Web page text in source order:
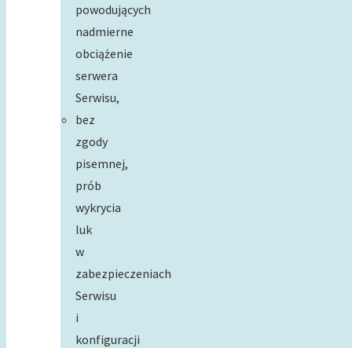
powodujących
nadmierne
obciążenie
serwera
Serwisu,
bez
zgody
pisemnej,
prób
wykrycia
luk
w
zabezpieczeniach
Serwisu
i
konfiguracji